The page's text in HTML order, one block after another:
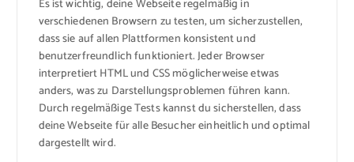
Es ist wichtig, deine Webseite regelmäßig in
verschiedenen Browsern zu testen, um sicherzustellen,
dass sie auf allen Plattformen konsistent und
benutzerfreundlich funktioniert. Jeder Browser
interpretiert HTML und CSS möglicherweise etwas
anders, was zu Darstellungsproblemen führen kann.
Durch regelmäßige Tests kannst du sicherstellen, dass
deine Webseite für alle Besucher einheitlich und optimal
dargestellt wird.